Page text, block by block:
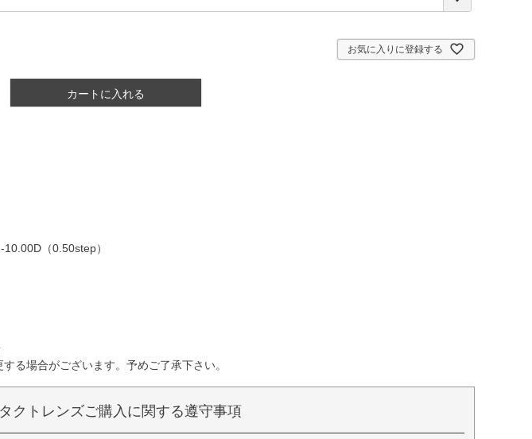
お気に入りに登録する
カートに入れる
（0.50step）
る場合がございます。予めご了承下さい。
クトレンズご購入に関する遵守事項